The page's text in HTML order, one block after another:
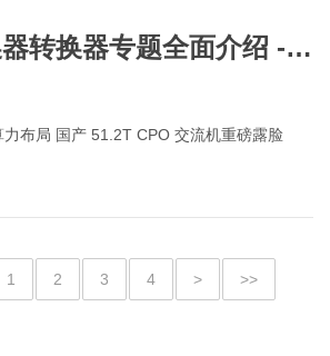
转换器专题全面介绍 -
网
布局 国产 51.2T CPO 交流机重磅露脸
1 2 3 4 > >>